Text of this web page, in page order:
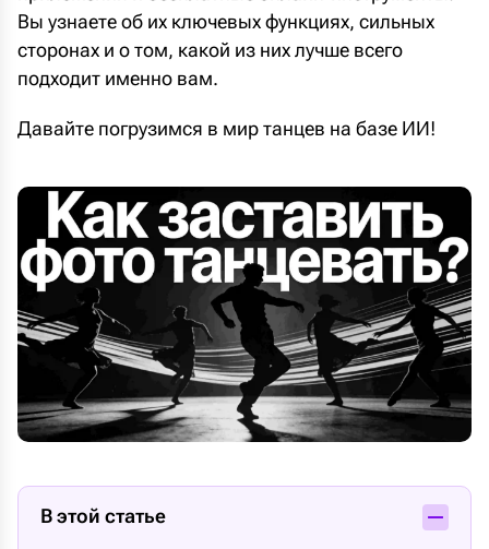
Вы узнаете об их ключевых функциях, сильных
сторонах и о том, какой из них лучше всего
подходит именно вам.
Давайте погрузимся в мир танцев на базе ИИ!
В этой статье